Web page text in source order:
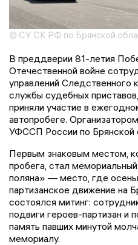
© СУ СК РФ по Брянской
В преддверии 81-летия
Отечественной войне
управлений Следственного
службы судебных
приняли участие в
автопробеге.
УФССП России по Брянской
Первым знаковым местом,
пробега, стал
поляна» — место, где
партизанское движение на
состоялся митинг:
подвиги героев-партизан и
память павших минутой
мемориалу.